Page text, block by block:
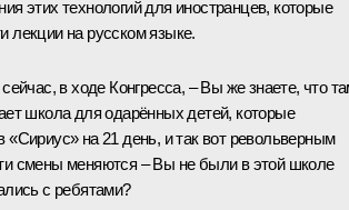
этих технологий для иностранцев, которые
лекции на русском языке.
в ходе Конгресса, – Вы же знаете, что
школа для одарённых детей, которые
«Сириус» на 21 день, и так вот револьверным
смены меняются – Вы не были в этой школе
с ребятами?